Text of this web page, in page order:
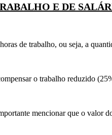
E DE
de trabalho, ou seja, a
o trabalho reduzido
mencionar que o valor